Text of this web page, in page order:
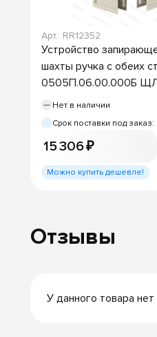
Арт.: RR12352
Устройство
шахты ручка с обеих
0505П.06.00.000Б
Нет в наличии
Срок поставки под заказ:
15 306 ₽
Можно купить дешевле!
Отзывы
У данного товара